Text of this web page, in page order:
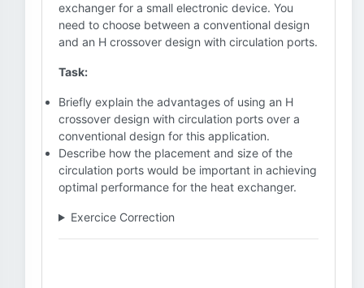
exchanger for a small electronic device. You
need to choose between a conventional design
and an H crossover design with circulation ports.
Task:
Briefly explain the advantages of using an H
crossover design with circulation ports over a
conventional design for this application.
Describe how the placement and size of the
circulation ports would be important in achieving
optimal performance for the heat exchanger.
Exercice Correction